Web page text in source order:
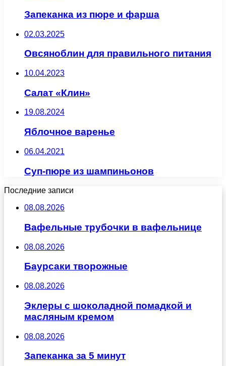
Запеканка из пюре и фарша
02.03.2025
Овсяноблин для правильного питания
10.04.2023
Салат «Клин»
19.08.2024
Яблочное варенье
06.04.2021
Суп-пюре из шампиньонов
Последние записи
08.08.2026
Вафельные трубочки в вафельнице
08.08.2026
Баурсаки творожные
08.08.2026
Эклеры с шоколадной помадкой и
масляным кремом
08.08.2026
Запеканка за 5 минут